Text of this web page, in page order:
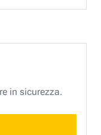
in sicurezza.